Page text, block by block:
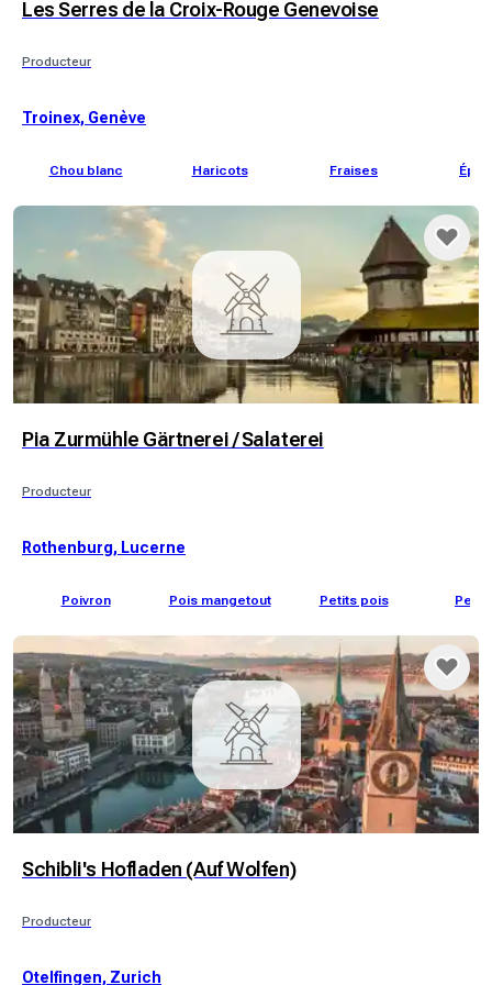
Les Serres de la Croix-Rouge Genevoise
Producteur
Troinex, Genève
Chou blanc Haricots Fraises
Pia Zurmühle Gärtnerei / Salaterei
Producteur
Rothenburg, Lucerne
Poivron Pois mangetout Petits pois Petit
Schibli's Hofladen (Auf Wolfen)
Producteur
Otelfingen, Zurich